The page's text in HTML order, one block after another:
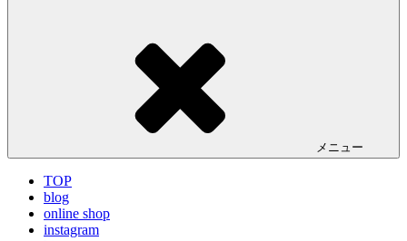
メニュー
TOP
blog
online shop
instagram